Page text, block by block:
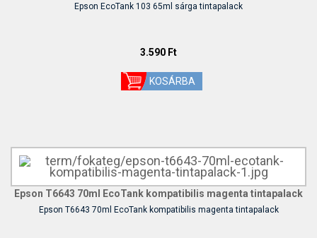
Epson EcoTank 103 65ml sárga tintapalack
3.590 Ft
Epson T6643 70ml EcoTank kompatibilis magenta tintapalack
Epson T6643 70ml EcoTank kompatibilis magenta tintapalack